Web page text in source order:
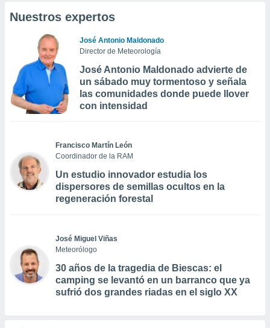
Nuestros expertos
José Antonio Maldonado
Director de Meteorología
José Antonio Maldonado advierte de
un sábado muy tormentoso y señala
las comunidades donde puede llover
con intensidad
Francisco Martín León
Coordinador de la RAM
Un estudio innovador estudia los
dispersores de semillas ocultos en la
regeneración forestal
José Miguel Viñas
Meteorólogo
30 años de la tragedia de Biescas: el
camping se levantó en un barranco que ya
sufrió dos grandes riadas en el siglo XX